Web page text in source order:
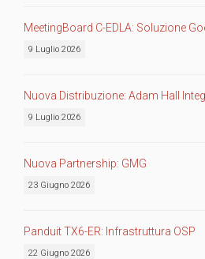
MeetingBoard C-EDLA: Soluzione
9 Luglio 2026
Nuova Distribuzione: Adam Hall
9 Luglio 2026
Nuova Partnership: GMG
23 Giugno 2026
Panduit TX6-ER: Infrastruttura OSP
22 Giugno 2026